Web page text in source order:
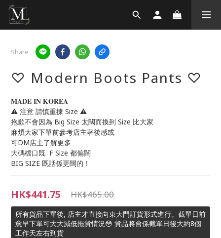
Share
♡ Modern Boots Pants ♡
𝐌𝐀𝐃𝐄 𝐈𝐍 𝐊𝐎𝐑𝐄𝐀
⚠️ 注意 請慎重揀 Size ⚠️
抱歉不會因為 Big Size 太闊而換到 Size 比大家
麻煩大家下單前參考店主著後感或
可DM店主了解更多
大碼檔口既  F Size 都偏闊
BIG SIZE 既話係更闊的！
HK$441.75 HK$465.00
所有貨品下單後, 店主才直接向東大門訂貨形式進行。截單日前
愈早下單可大大減低拖貨情況😳 貨品將會係截單日後大約8個
工作天左右到貨